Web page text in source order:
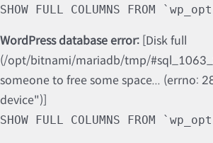
SHOW FULL COLUMNS FROM
WordPress database error: [Disk full
(/opt/bitnami/mariadb/tmp/
someone to free some space... (errno:
device")]
SHOW FULL COLUMNS FROM